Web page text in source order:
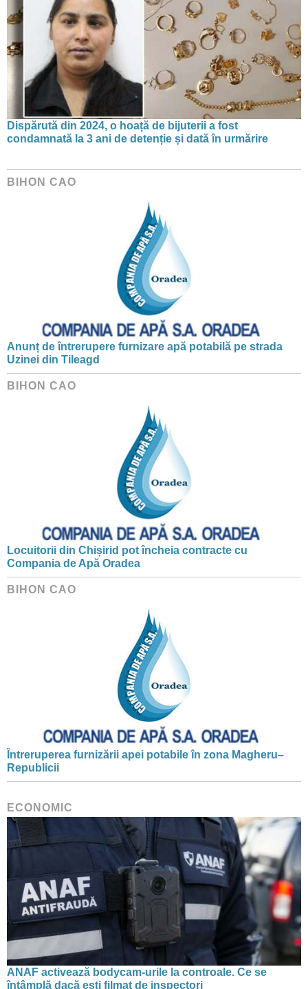
Dispărută din 2024, o hoață de bijuterii a fost
condamnată la 3 ani de detenție și dată în urmărire
BIHON CAO
Anunț de întrerupere furnizare apă potabilă pe strada
Uzinei din Tileagd
BIHON CAO
Locuitorii din Chișirid pot încheia contracte cu
Compania de Apă Oradea
BIHON CAO
Întreruperea furnizării apei potabile în zona Magheru–
Republicii
ECONOMIC
ANAF activează bodycam-urile la controale. Ce se
întâmplă dacă ești filmat de inspectori